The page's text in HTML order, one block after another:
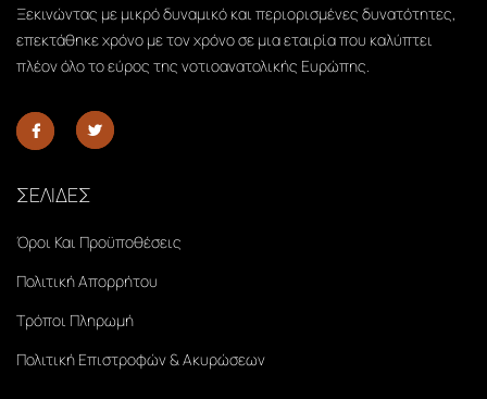
Ξεκινώντας με μικρό δυναμικό και περιορισμένες δυνατότητες,
επεκτάθηκε χρόνο με τον χρόνο σε μια εταιρία που καλύπτει
πλέον όλο το εύρος της νοτιοανατολικής Ευρώπης.
ΣΕΛΙΔΕΣ
Όροι Και Προϋποθέσεις
Πολιτική Απορρήτου
Τρόποι Πληρωμή
Πολιτική Επιστροφών & Ακυρώσεων